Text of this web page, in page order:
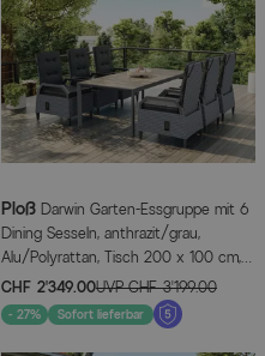
Ploß Darwin Garten-Essgruppe mit 6
Dining Sesseln, anthrazit/grau,
Alu/Polyrattan, Tisch 200 x 100 cm,
verstellbare Rückenlehne
CHF 2’349.00UVPCHF 3’199.00
- 27% Sofort lieferbar